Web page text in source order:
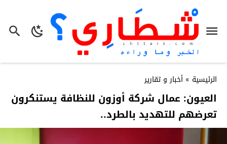
الرئيسية » أخبار و تقارير
العيون: عمال شركة أوزون للنظافة يستنكرون
تعرضهم للتهديد بالطرد..